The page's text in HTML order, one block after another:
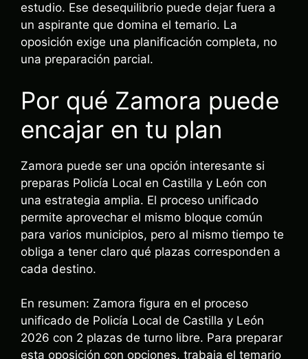
estudio. Ese desequilibrio puede dejar fuera a
un aspirante que domina el temario. La
oposición exige una planificación completa, no
una preparación parcial.
Por qué Zamora puede
encajar en tu plan
Zamora puede ser una opción interesante si
preparas Policía Local en Castilla y León con
una estrategia amplia. El proceso unificado
permite aprovechar el mismo bloque común
para varios municipios, pero al mismo tiempo te
obliga a tener claro qué plazas corresponden a
cada destino.
En resumen: Zamora figura en el proceso
unificado de Policía Local de Castilla y León
2026 con 2 plazas de turno libre. Para preparar
esta oposición con opciones, trabaja el temario